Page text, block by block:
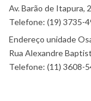
Av. Barão de Itapura,
Telefone: (19) 3735-
Endereço unidade
Rua Alexandre
Telefone: (11) 3608-